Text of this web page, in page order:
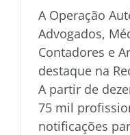
A Operação
Advogados,
Contadores e
destaque na
A partir de
75 mil
notificações